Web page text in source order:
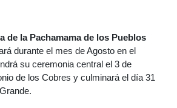
de la Pachamama de los Pueblos
durante el mes de Agosto en el
su ceremonia central el 3 de
de los Cobres y culminará el día 31